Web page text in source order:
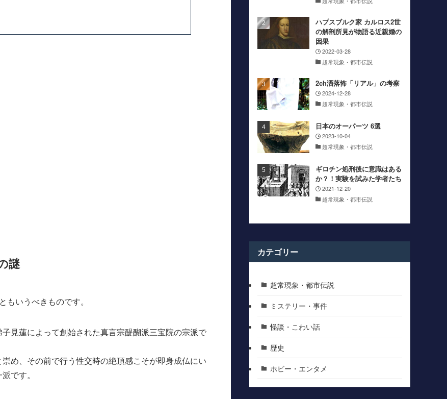
謎
いうべきものです。
見蓮によって創始された真言宗醍醐派三宝院の宗派で
め、その前で行う性交時の絶頂感こそが即身成仏にい
です。
ハプスブルク家 カルロス2世
の解剖所見が物語る近親婚の
因果
2022-03-28
超常現象・都市伝説
2ch洒落怖「リアル」の考察
2024-12-28
超常現象・都市伝説
日本のオーパーツ 6選
2023-10-04
超常現象・都市伝説
ギロチン処刑後に意識はある
か？！実験を試みた学者たち
2021-12-20
超常現象・都市伝説
カテゴリー
超常現象・都市伝説
ミステリー・事件
怪談・こわい話
歴史
ホビー・エンタメ